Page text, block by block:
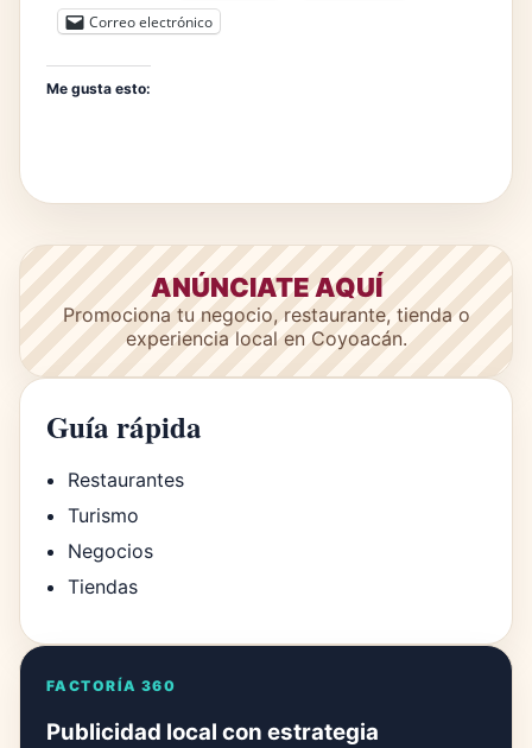
Correo electrónico
Me gusta esto:
ANÚNCIATE AQUÍ
Promociona tu negocio, restaurante, tienda o
experiencia local en Coyoacán.
Guía rápida
Restaurantes
Turismo
Negocios
Tiendas
FACTORÍA 360
Publicidad local con estrategia